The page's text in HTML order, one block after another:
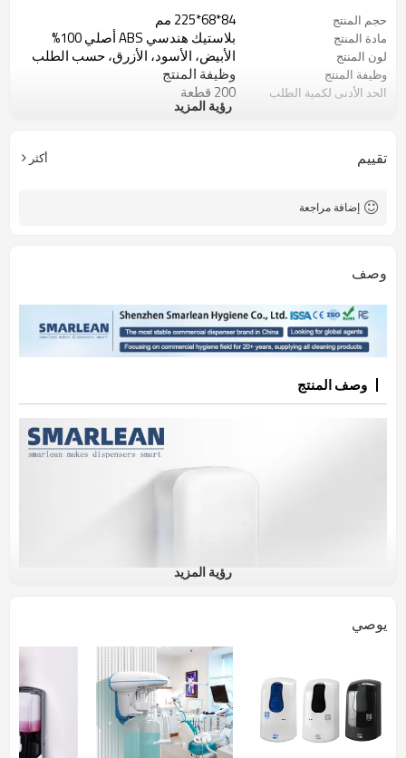
حجم المنتج 84*68*225 مم
مادة المنتج بلاستيك هندسي ABS أصلي 100%
لون المنتج الأبيض، الأسود، الأزرق، حسب الطلب
وظيفة المنتج وظيفة المنتج
الحد الأدنى لكمية الطلب 200 قطعة
الحد الأدنى لكمية الطلب هو 200 قطعة
المظهر المخصص
رؤية المزيد
تقييم أكثر
إضافة مراجعة
وصف
وصف المنتج
رؤية المزيد
يوصي